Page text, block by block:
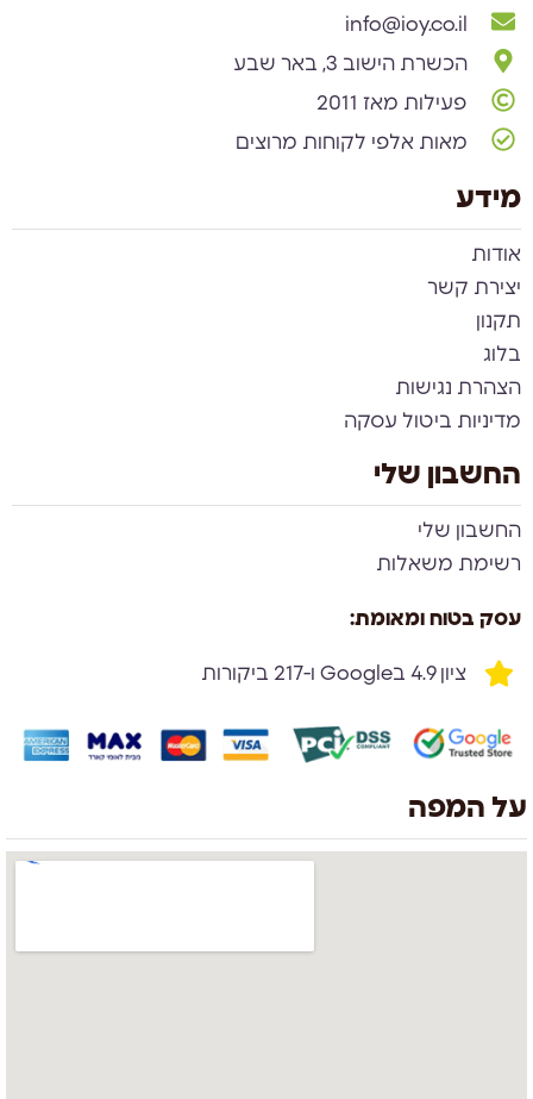
info@ioy.co.il
הכשרת הישוב 3, באר שבע
פעילות מאז 2011
מאות אלפי לקוחות מרוצים
מידע
אודות
יצירת קשר
תקנון
בלוג
הצהרת נגישות
מדיניות ביטול עסקה
החשבון שלי
החשבון שלי
רשימת משאלות
עסק בטוח ומאומת:
ציון 4.9 בGoogle ו-217 ביקורות
על המפה